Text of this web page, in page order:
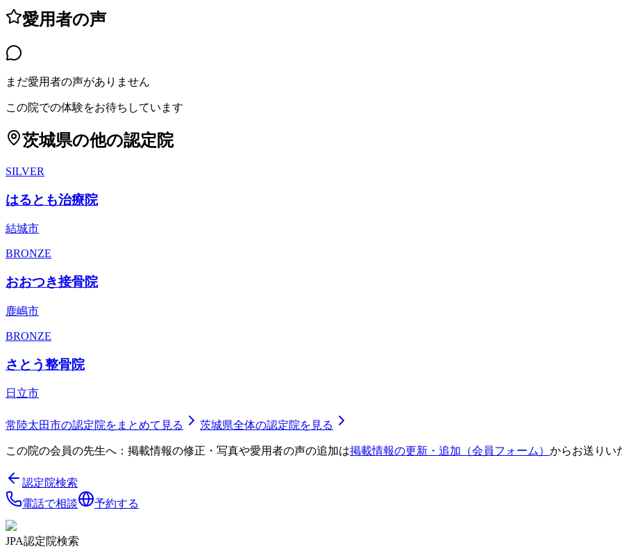
愛用者の声
まだ愛用者の声がありません
この院での体験をお待ちしています
茨城県の他の認定院
SILVER
はるとも治療院
結城市
BRONZE
おおつき接骨院
鹿嶋市
BRONZE
さとう整骨院
日立市
常陸太田市の認定院をまとめて見る 茨城県全体の認定院を見る
この院の会員の先生へ：掲載情報の修正・写真や愛用者の声の追加は掲載情報の更新・追加（会員フォーム） からお送りい
認定院検索
電話で相談
予約する
JPA認定院検索